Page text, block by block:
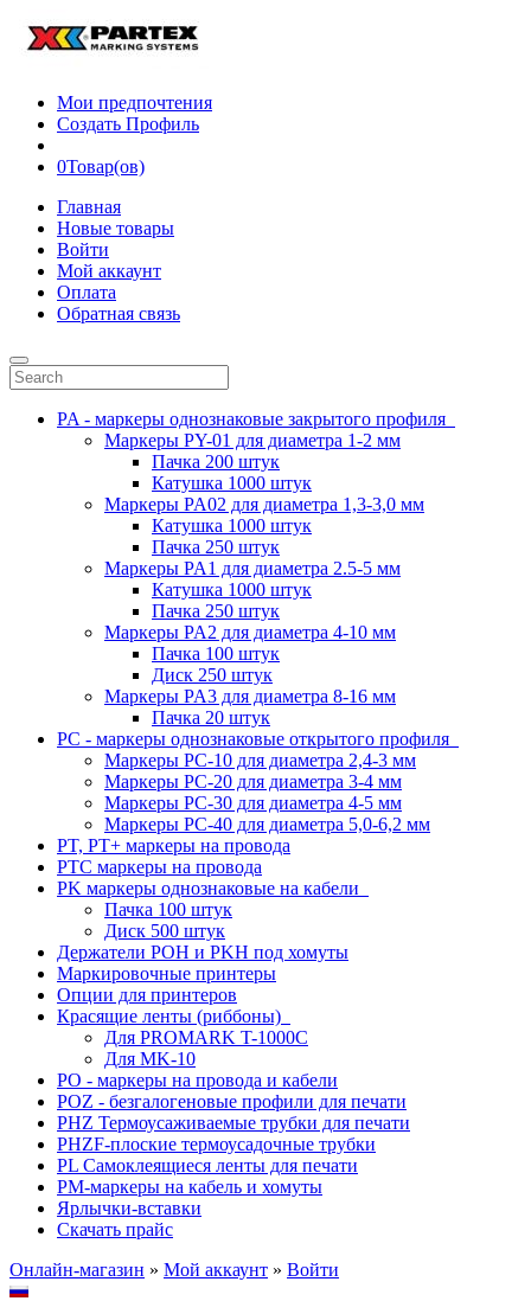
Мои предпочтения
Создать Профиль
0Товар(ов)
Главная
Новые товары
Войти
Мой аккаунт
Оплата
Обратная связь
PA - маркеры однознаковые закрытого профиля
Маркеры PY-01 для диаметра 1-2 мм
Пачка 200 штук
Катушка 1000 штук
Маркеры PA02 для диаметра 1,3-3,0 мм
Катушка 1000 штук
Пачка 250 штук
Маркеры PA1 для диаметра 2.5-5 мм
Катушка 1000 штук
Пачка 250 штук
Маркеры PA2 для диаметра 4-10 мм
Пачка 100 штук
Диск 250 штук
Маркеры PA3 для диаметра 8-16 мм
Пачка 20 штук
PC - маркеры однознаковые открытого профиля
Маркеры PC-10 для диаметра 2,4-3 мм
Маркеры PC-20 для диаметра 3-4 мм
Маркеры PC-30 для диаметра 4-5 мм
Маркеры PC-40 для диаметра 5,0-6,2 мм
PT, PT+ маркеры на провода
PTC маркеры на провода
PK маркеры однознаковые на кабели
Пачка 100 штук
Диск 500 штук
Держатели POH и PKH под хомуты
Маркировочные принтеры
Опции для принтеров
Красящие ленты (риббоны)
Для PROMARK T-1000C
Для MK-10
PO - маркеры на провода и кабели
POZ - безгалогеновые профили для печати
PHZ Термоусаживаемые трубки для печати
PHZF-плоские термоусадочные трубки
PL Самоклеящиеся ленты для печати
PM-маркеры на кабель и хомуты
Ярлычки-вставки
Скачать прайс
Онлайн-магазин » Мой аккаунт » Войти